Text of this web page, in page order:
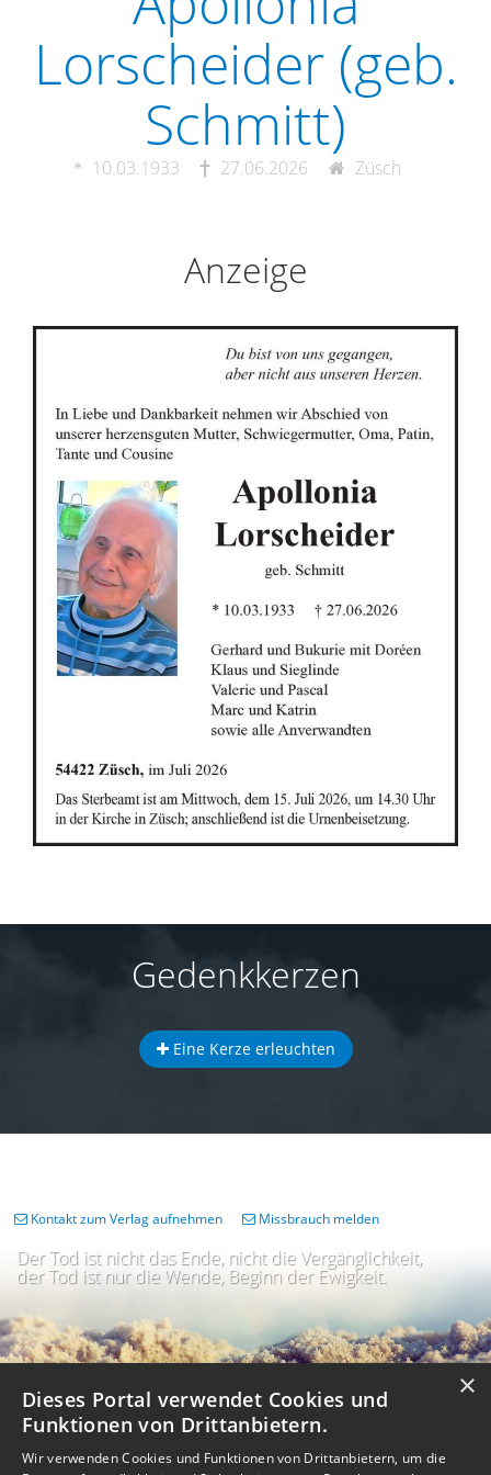
Lorscheider (geb.
Schmitt)
10.03.1933 27.06.2026 Züsch
Anzeige
Gedenkkerzen
Eine Kerze erleuchten
Der Tod ist nicht das Ende, nicht die Vergänglichkeit,
der Tod ist nur die Wende, Beginn der Ewigkeit.
Kontakt zum Verlag aufnehmen Missbrauch melden
×
Dieses Portal verwendet Cookies und
Funktionen von Drittanbietern.
Wir verwenden Cookies und Funktionen von Drittanbietern, um die